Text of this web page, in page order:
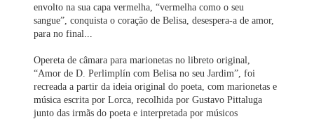
envolto na sua capa vermelha, “vermelha como o seu
sangue”, conquista o coração de Belisa, desespera-a de amor,
para no final...
Opereta de câmara para marionetas no libreto original,
“Amor de D. Perlimplín com Belisa no seu Jardim”, foi
recreada a partir da ideia original do poeta, com marionetas e
música escrita por Lorca, recolhida por Gustavo Pittaluga
junto das irmãs do poeta e interpretada por músicos